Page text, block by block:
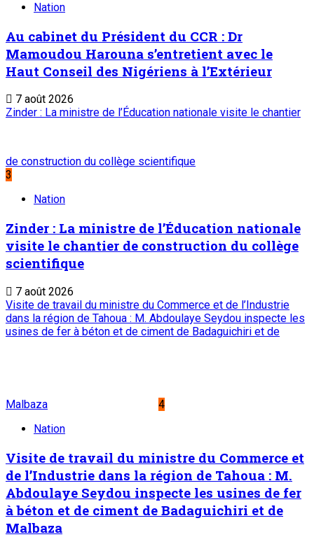
Nation
Au cabinet du Président du CCR : Dr
Mamoudou Harouna s’entretient avec le
Haut Conseil des Nigériens à l’Extérieur
7 août 2026
Zinder : La ministre de l’Éducation nationale visite le chantier
de construction du collège scientifique
3
Nation
Zinder : La ministre de l’Éducation nationale
visite le chantier de construction du collège
scientifique
7 août 2026
Visite de travail du ministre du Commerce et de l’Industrie
dans la région de Tahoua : M. Abdoulaye Seydou inspecte les
usines de fer à béton et de ciment de Badaguichiri et de
Malbaza
4
Nation
Visite de travail du ministre du Commerce et
de l’Industrie dans la région de Tahoua : M.
Abdoulaye Seydou inspecte les usines de fer
à béton et de ciment de Badaguichiri et de
Malbaza